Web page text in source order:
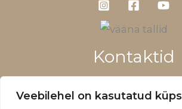
Veebilehel on kasutatud
Kontaktid
+372 5660 1028